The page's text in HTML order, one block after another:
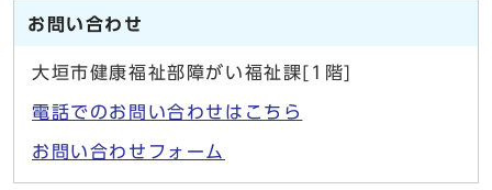
お問い合わせ
大垣市健康福祉部障がい福祉課[1階]
電話でのお問い合わせはこちら
お問い合わせフォーム